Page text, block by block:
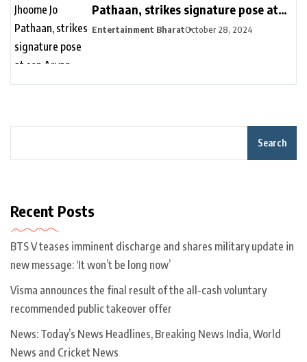
Pathaan, strikes signature pose at
son Aryan Khan’s D’YAVOL event in
Entertainment BharatOctober 28, 2024
Search
Recent Posts
BTS V teases imminent discharge and shares military update in
new message: ‘It won’t be long now’
Visma announces the final result of the all-cash voluntary
recommended public takeover offer
News: Today’s News Headlines, Breaking News India, World
News and Cricket News